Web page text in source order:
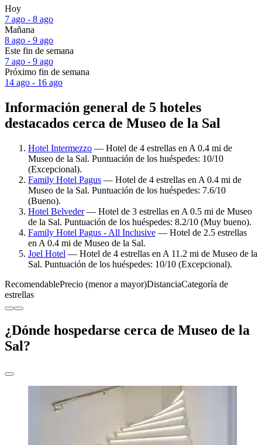
Hoy
7 ago - 8 ago
Mañana
8 ago - 9 ago
Este fin de semana
7 ago - 9 ago
Próximo fin de semana
14 ago - 16 ago
Información general de 5 hoteles
destacados cerca de Museo de la Sal
Hotel Intermezzo — Hotel de 4 estrellas en A 0.4 mi de
Museo de la Sal. Puntuación de los huéspedes: 10/10
(Excepcional).
Family Hotel Pagus — Hotel de 4 estrellas en A 0.4 mi de
Museo de la Sal. Puntuación de los huéspedes: 7.6/10
(Bueno).
Hotel Belveder— Hotel de 3 estrellas en A 0.5 mi de Museo
de la Sal. Puntuación de los huéspedes: 8.2/10 (Muy bueno).
Family Hotel Pagus - All Inclusive — Hotel de 2.5 estrellas
en A 0.4 mi de Museo de la Sal.
Joel Hotel — Hotel de 4 estrellas en A 11.2 mi de Museo de la
Sal. Puntuación de los huéspedes: 10/10 (Excepcional).
RecomendablePrecio (menor a mayor)DistanciaCategoría de
estrellas
¿Dónde hospedarse cerca de Museo de la
Sal?